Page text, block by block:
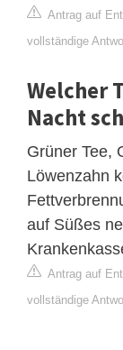
Antrag auf
vollständige
Welcher
Nacht
Grüner Tee,
Löwenzahn
auf Süßes
Antrag auf
vollständige